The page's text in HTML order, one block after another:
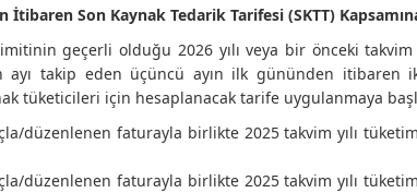
Son Kaynak Tedarik Tarifesi (SKTT)
geçerli olduğu 2026 yılı veya bir önceki takvim
takip eden üçüncü ayın ilk gününden itibaren
tüketicileri için hesaplanacak tarife uygulanmaya
düzenlenen faturayla birlikte 2025 takvim yılı
düzenlenen faturayla birlikte 2025 takvim yılı